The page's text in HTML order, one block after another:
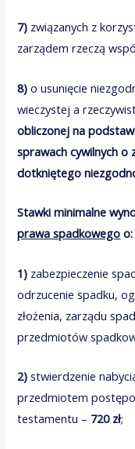
7) związanych z
zarządem rzeczą
8) o usunięcie
wieczystej a
obliczonej na
sprawach cywilnych o
dotkniętego
Stawki minimalne
prawa spadkowego o:
1) zabezpieczenie
odrzucenie spadku,
złożenia, zarządu
przedmiotów
2) stwierdzenie
przedmiotem
testamentu – 720 zł;